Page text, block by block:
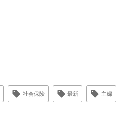
社会保険 最新 主婦